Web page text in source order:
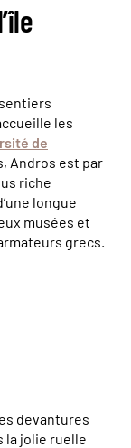
les
de
Andros est par
riche
longue
musées et
grecs.
devantures
la jolie ruelle